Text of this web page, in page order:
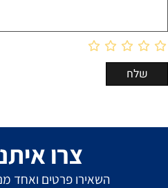
צרו
השאירו פרטים ואחד